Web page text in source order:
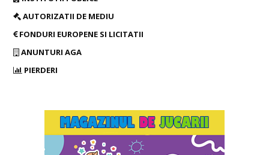
AUTORIZATII DE MEDIU
FONDURI EUROPENE SI LICITATII
ANUNTURI AGA
PIERDERI